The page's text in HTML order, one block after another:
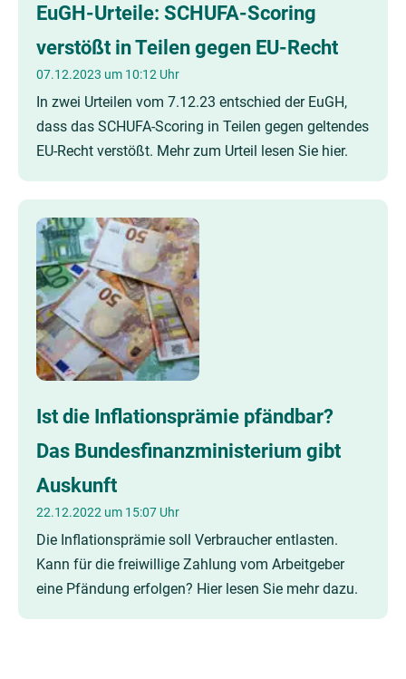
EuGH-Urteile: SCHUFA-Scoring
verstößt in Teilen gegen EU-Recht
07.12.2023 um 10:12 Uhr
In zwei Urteilen vom 7.12.23 entschied der EuGH,
dass das SCHUFA-Scoring in Teilen gegen geltendes
EU-Recht verstößt. Mehr zum Urteil lesen Sie hier.
Ist die Inflationsprämie pfändbar?
Das Bundesfinanzministerium gibt
Auskunft
22.12.2022 um 15:07 Uhr
Die Inflationsprämie soll Verbraucher entlasten.
Kann für die freiwillige Zahlung vom Arbeitgeber
eine Pfändung erfolgen? Hier lesen Sie mehr dazu.